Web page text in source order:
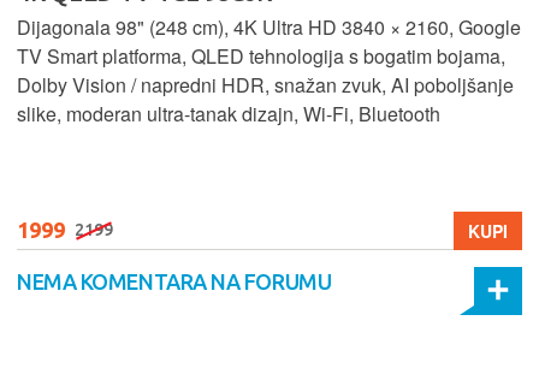
Dijagonala 98" (248 cm), 4K Ultra HD 3840 × 2160, Google
TV Smart platforma, QLED tehnologija s bogatim bojama,
Dolby Vision / napredni HDR, snažan zvuk, AI poboljšanje
slike, moderan ultra‑tanak dizajn, Wi‑Fi, Bluetooth
1999 2199 KUPI
NEMA KOMENTARA NA FORUMU